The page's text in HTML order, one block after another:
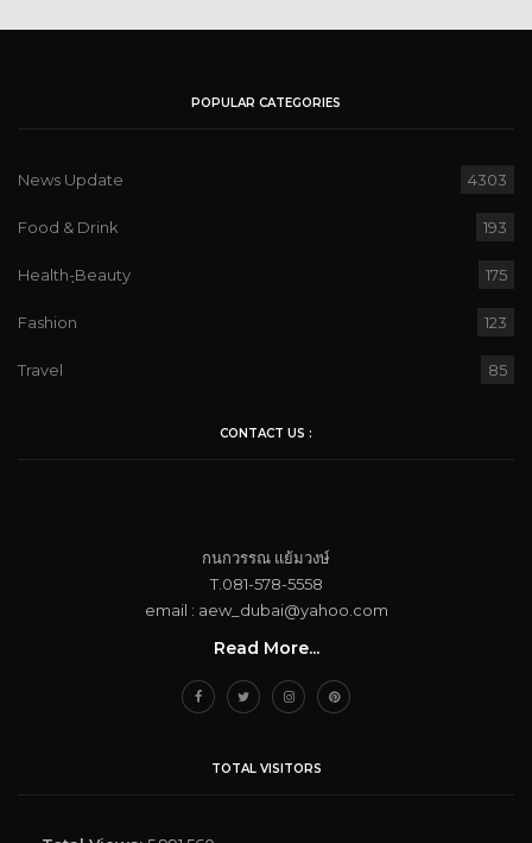
POPULAR CATEGORIES
News Update 4303
Food & Drink 193
Health-ฺBeauty 175
Fashion 123
Travel 85
CONTACT US :
กนกวรรณ​ แย้ม​วงษ์
T.081-578-5558
email : aew_dubai@yahoo.com​
Read More...
TOTAL VISITORS